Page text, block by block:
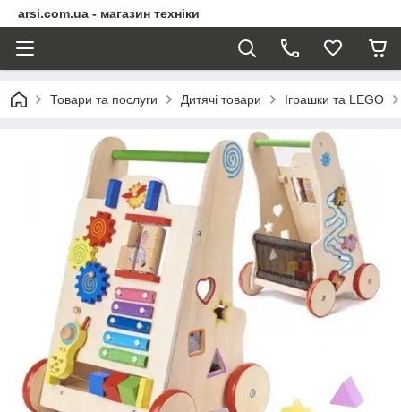
arsi.com.ua - магазин техніки
Товари та послуги Дитячі товари Іграшки та LEGO